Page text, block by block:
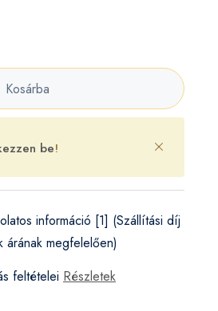
Kosárba
be!
információ [1] (Szállítási díj
árának megfelelően)
feltételei Részletek